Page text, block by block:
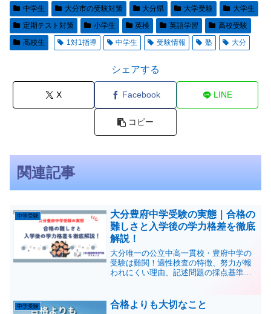
中学生 大分市の受験対策 大分県 大学受験
大学生
定期テスト対策
小学生 英検 英語学習
高校受験
高校生
1対1指導 中学生 受験情報 塾 大分
シェアする
X Facebook LINE
コピー
関連記事
中学受験
大分豊府中学受験の実態｜合格の
難しさと入学後の学力格差を徹底
解説！
大分唯一の公立中高一貫校・豊府中学の
受験は難関！適性検査の特徴、努力が報
われにくい理由、記述問題の採点基準、
ントを詳しく解説します！
中学受験 合格よりも大切なこと